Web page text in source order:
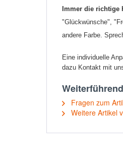
Immer die richtige
"Glückwünsche",
andere Farbe.
Eine individuelle
dazu Kontakt mit
Fragen zum
Weitere Artikel